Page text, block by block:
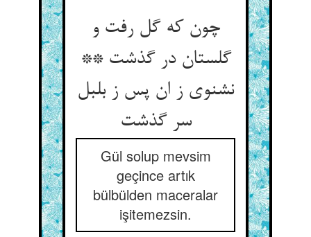
چون که گل رفت و
گلستان در گذشت **
نشنوی ز ان پس ز بلبل
سر گذشت‌‌
Gül solup mevsim
geçince artık
bülbülden maceralar
işitemezsin.